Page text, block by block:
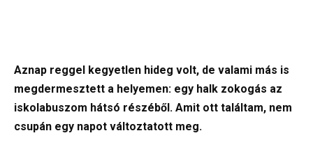
Aznap reggel kegyetlen hideg volt, de valami más is
megdermesztett a helyemen: egy halk zokogás az
iskolabuszom hátsó részéből. Amit ott találtam, nem
csupán egy napot változtatott meg.